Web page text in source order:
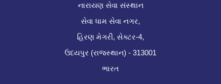
નારાયણ સેવા સંસ્થાન
સેવા ધામ સેવા નગર,
હિરણ મેગરી, સેક્ટર-4,
ઉદયપુર (રાજસ્થાન) - 313001
ભારત